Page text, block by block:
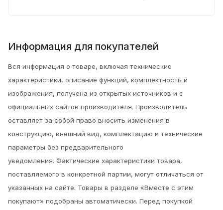
Информация для покупателей
Вся информация о товаре, включая технические
характеристики, описание функций, комплектность и
изображения, получена из открытых источников и с
официальных сайтов производителя. Производитель
оставляет за собой право вносить изменения в
конструкцию, внешний вид, комплектацию и технические
параметры без предварительного
уведомления. Фактические характеристики товара,
поставляемого в конкретной партии, могут отличаться от
указанных на сайте. Товары в разделе «Вместе с этим
покупают» подобраны автоматически. Перед покупкой